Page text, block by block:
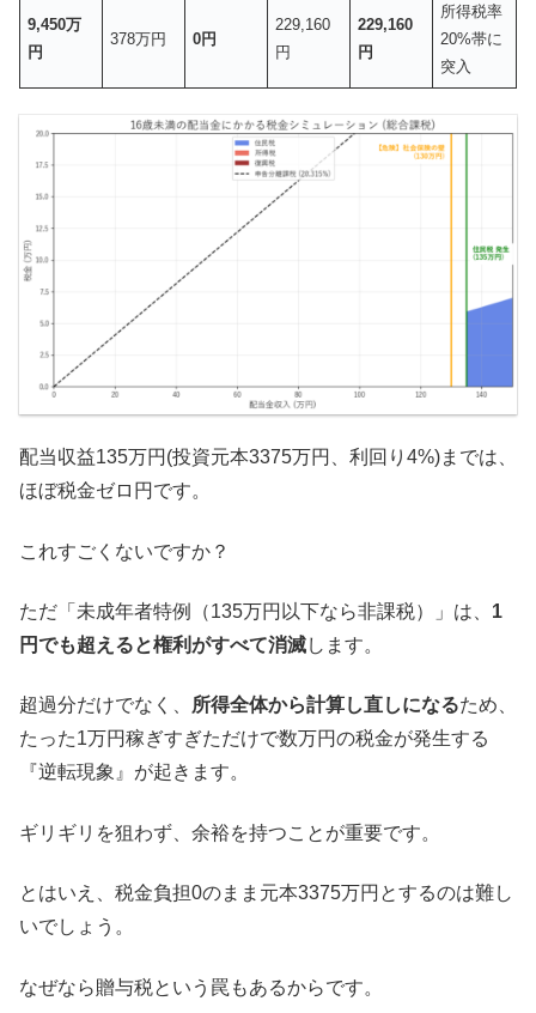
9,450万
円
378万円 0円
229,160
円
229,160
円
所得税率
20%帯に
突入
配当収益135万円(投資元本3375万円、利回り4%)までは、
ほぼ税金ゼロ円です。
これすごくないですか？
ただ「未成年者特例（135万円以下なら非課税）」は、 1
円でも超えると権利がすべて消滅します。
超過分だけでなく、 所得全体から計算し直しになるため、
たった1万円稼ぎすぎただけで数万円の税金が発生する
『逆転現象』が起きます。
ギリギリを狙わず、余裕を持つことが重要です。
とはいえ、税金負担0のまま元本3375万円とするのは難し
いでしょう。
なぜなら贈与税という罠もあるからです。